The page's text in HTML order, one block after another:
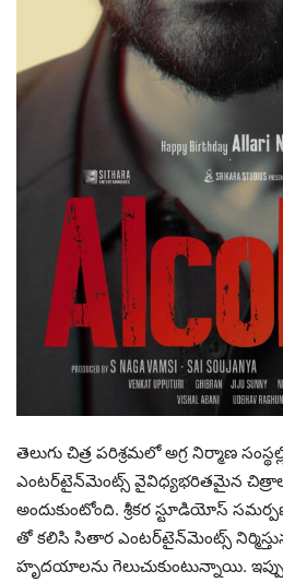
తెలుగు చిత్ర పరిశ్రమలో అగ్ర నిర్మాణ
ఎంటర్‌టైన్‌మెంట్స్ వైవిధ్యభరితమైన
అందుకుంటోంది. శ్రీకర స్టూడియోస్
తో కలిసి సితార ఎంటర్‌టైన్‌మెంట్స్ నిర్మిస్తున్న
హృదయాలను గెలుచుకుంటున్నాయి.